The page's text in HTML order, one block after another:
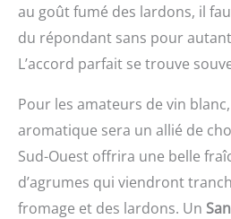
au goût fumé des lardons, il
du répondant sans pour
L’accord parfait se trouve
Pour les amateurs de vin
aromatique sera un allié de
Sud-Ouest offrira une belle
d’agrumes qui viendront
fromage et des lardons. Un